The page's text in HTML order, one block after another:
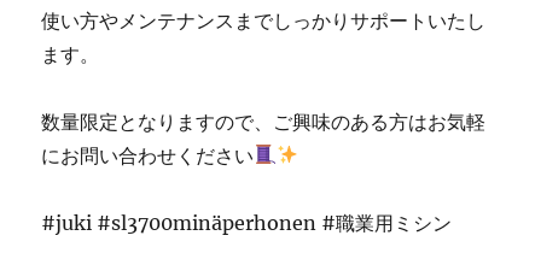
使い方やメンテナンスまでしっかりサポートいたし
ます。
数量限定となりますので、ご興味のある方はお気軽
にお問い合わせください
#juki #sl3700minäperhonen #職業用ミシン